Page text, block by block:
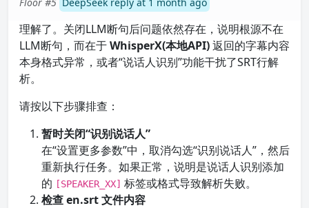
理解了。关闭LLM断句后问题依然存在，说明根源不在
LLM断句，而在于WhisperX(本地API)返回的字幕内容
本身格式异常，或者“说话人识别”功能干扰了SRT行解
析。
请按以下步骤排查：
暂时关闭“识别说话人”
在“设置更多参数”中，取消勾选“识别说话人”，然后
重新执行任务。如果正常，说明是说话人识别添加
的 [SPEAKER_XX] 标签或格式导致解析失败。
检查 en.srt 文件内容